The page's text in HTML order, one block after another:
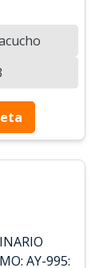
AY-995: